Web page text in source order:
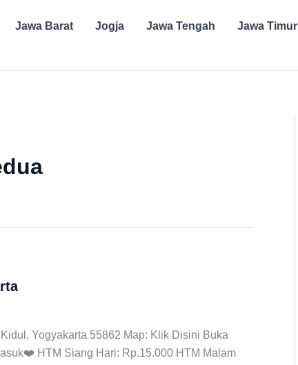
Jawa Barat Jogja Jawa Tengah Jawa Timur
Yogyakarta 55862 Map: Klik Disini Buka
HTM Siang Hari: Rp.15.000 HTM Malam